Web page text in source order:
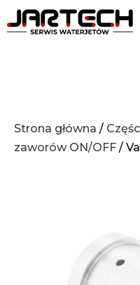
Strona główna /
zaworów ON/OFF /